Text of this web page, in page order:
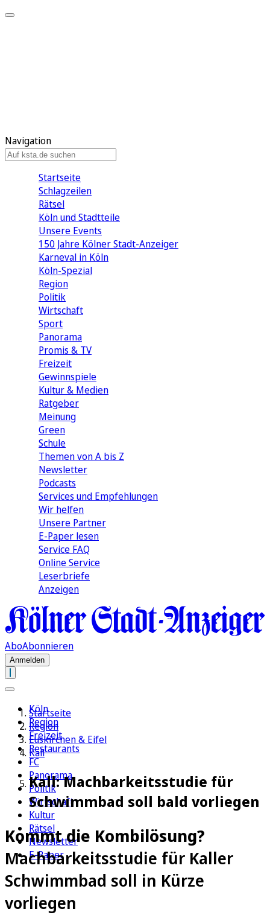
Navigation
Startseite
Schlagzeilen
Rätsel
Köln und Stadtteile
Unsere Events
150 Jahre Kölner Stadt-Anzeiger
Karneval in Köln
Köln-Spezial
Region
Politik
Wirtschaft
Sport
Panorama
Promis & TV
Freizeit
Gewinnspiele
Kultur & Medien
Ratgeber
Meinung
Green
Schule
Themen von A bis Z
Newsletter
Podcasts
Services und Empfehlungen
Wir helfen
Unsere Partner
E-Paper lesen
Service FAQ
Online Service
Leserbriefe
Anzeigen
AboAbonnieren
Anmelden
Köln
Region
Freizeit
Restaurants
FC
Panorama
Politik
Wirtschaft
Kultur
Rätsel
Newsletter
E-Paper
Startseite
Region
Euskirchen & Eifel
Kall
Kall: Machbarkeitsstudie für
Schwimmbad soll bald vorliegen
Kommt die Kombilösung?
Machbarkeitsstudie für Kaller
Schwimmbad soll in Kürze
vorliegen